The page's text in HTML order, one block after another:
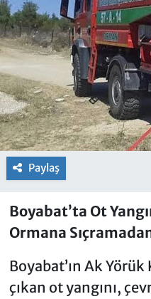
Paylaş
Boyabat’ta Ot
Ormana
Boyabat’ın Ak
çıkan ot yangını,